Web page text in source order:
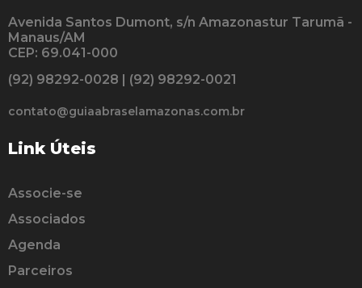
Avenida Santos Dumont, s/n Amazonastur Tarumã -
Manaus/AM
CEP: 69.041-000
(92) 98292-0028 | (92) 98292-0021
contato@guiaabraselamazonas.com.br
Link Úteis
Associe-se
Associados
Agenda
Parceiros